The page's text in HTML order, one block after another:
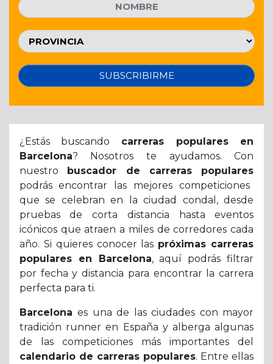
SUBSCRIBIRME
¿Estás buscando carreras populares en
Barcelona? Nosotros te ayudamos. Con
nuestro buscador de carreras populares
podrás encontrar las mejores competiciones
que se celebran en la ciudad condal, desde
pruebas de corta distancia hasta eventos
icónicos que atraen a miles de corredores cada
año. Si quieres conocer las próximas carreras
populares en Barcelona, aquí podrás filtrar
por fecha y distancia para encontrar la carrera
perfecta para ti.
Barcelonaes una de las ciudades con mayor
tradición runner en España y alberga algunas
de las competiciones más importantes del
calendario de carreras populares. Entre ellas